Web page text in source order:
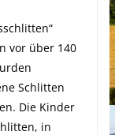
vor über 140
Schlitten
Die Kinder
in